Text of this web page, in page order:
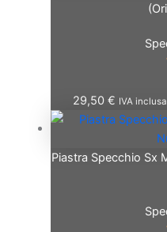
29,50 € IVA inclusa
Piastra Specchio Sx